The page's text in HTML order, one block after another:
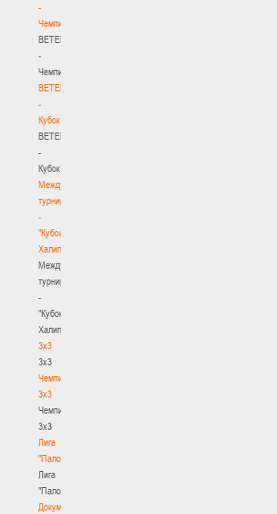
-
Чемпионат
BETERA
-
Чемпионат
BETERA
-
Кубок
BETERA
-
Кубок
Международный
турнир
-
"Кубок
Халипского"
Международный
турнир
-
"Кубок
Халипского"
3x3
3x3
Чемпионат
3х3
Чемпионат
3х3
Лига
"Палова"
Лига
"Палова"
Документы